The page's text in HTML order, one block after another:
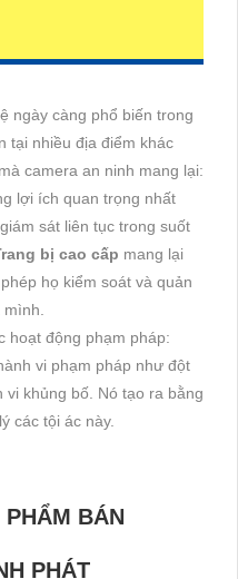
ngày càng phổ biến trong
tại nhiều địa điểm khác
camera an ninh mang lại:
lợi ích quan trọng nhất
sát liên tục trong suốt
bị cao cấp mang lại
họ kiểm soát và quản
hoạt động phạm pháp:
vi phạm pháp như đột
khủng bố. Nó tạo ra bằng
các tội ác này.
BÁN
PHÁT